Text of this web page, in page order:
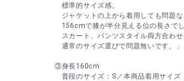
標準的サイズ感。
ジャケットの上から着用しても問題
156cmで膝が半分見える位の長さでし
スカート、パンツスタイル両方合わせ
通常のサイズ選びで問題無いです。」
③身長160cm
普段のサイズ：S／本商品着用サイズ